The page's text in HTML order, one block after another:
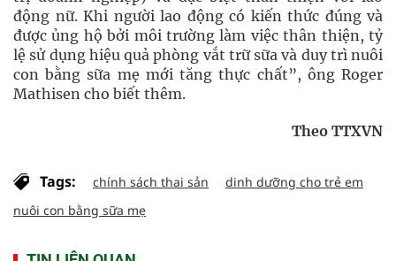
động nữ. Khi người lao động có kiến thức đúng và
được ủng hộ bởi môi trường làm việc thân thiện, tỷ
lệ sử dụng hiệu quả phòng vắt trữ sữa và duy trì nuôi
con bằng sữa mẹ mới tăng thực chất”, ông Roger
Mathisen cho biết thêm.
Theo TTXVN
Tags: chính sách thai sản
dinh dưỡng cho trẻ em
nuôi con bằng sữa mẹ